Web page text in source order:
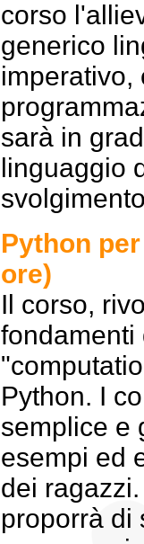
corso
generico
imperativo,
sarà in
linguaggio
Python
ore)
Il corso,
fondamenti
Python. I
semplice e
esempi ed
dei
proporrà di